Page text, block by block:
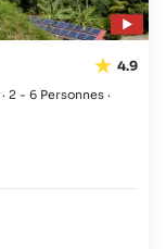
4.9
· 2 - 6 Personnes ·